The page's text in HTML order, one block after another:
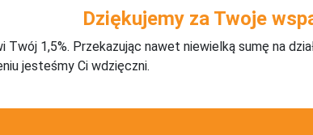
Dziękujemy za Twoje
Twój 1,5%. Przekazując nawet niewielką sumę na
jesteśmy Ci wdzięczni.